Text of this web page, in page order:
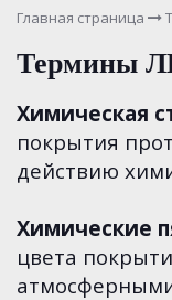
Главная страница
Термины
Химическая
покрытия
действию
Химические
цвета